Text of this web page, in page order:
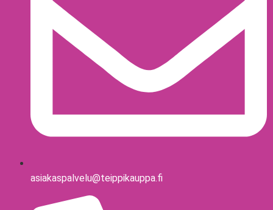
asiakaspalvelu@teippikauppa.fi